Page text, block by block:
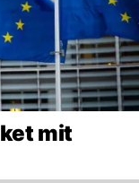
mit